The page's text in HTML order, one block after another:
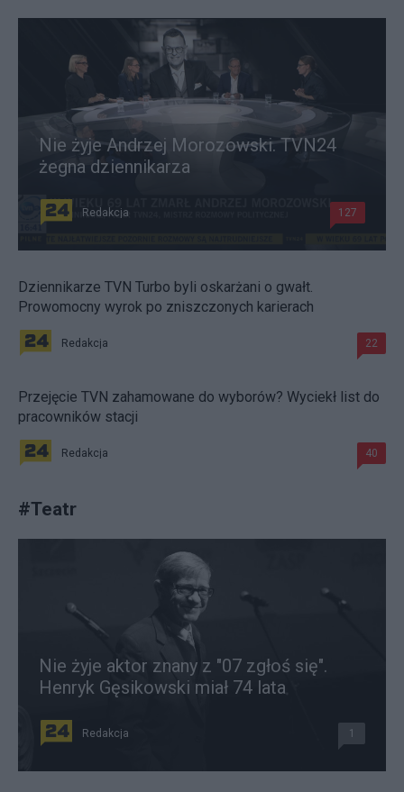
Nie żyje Andrzej Morozowski. TVN24
żegna dziennikarza
Redakcja 127
Dziennikarze TVN Turbo byli oskarżani o gwałt.
Prowomocny wyrok po zniszczonych karierach
Redakcja 22
Przejęcie TVN zahamowane do wyborów? Wyciekł list do
pracowników stacji
Redakcja 40
#Teatr
Nie żyje aktor znany z "07 zgłoś się".
Henryk Gęsikowski miał 74 lata
Redakcja 1